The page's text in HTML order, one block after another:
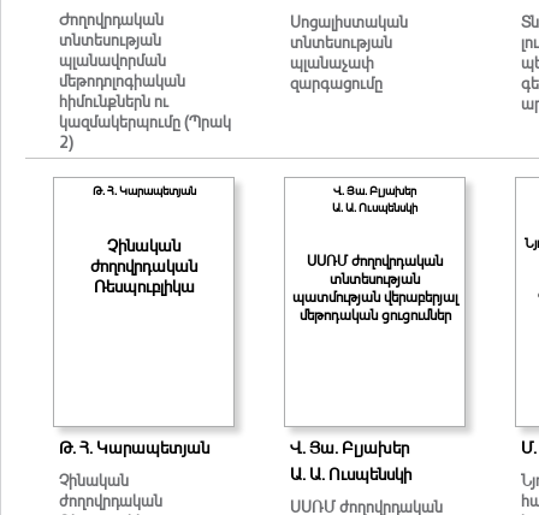
Ժողովրդական
տնտեսության
պլանավորման
մեթոդոլոգիական
հիմունքներն ու
կազմակերպումը (Պրակ
2)
Սոցալիստական
տնտեսության
պլանաչափ
զարգացումը
Թ. Հ. Կարապետյան
Չինական
ժողովրդական
Ռեսպուբլիկա
Թ. Հ. Կարապետյան
Չինական
ժողովրդական
Վ. Յա. Բլյախեր
Ա. Ա. Ուսպենսկի
ՍՍՌՄ ժողովրդական
տնտեսության
պատմության վերաբերյալ
մեթոդական ցուցումներ
Վ. Յա. Բլյախեր
Ա. Ա. Ուսպենսկի
ՍՍՌՄ ժողովրդական